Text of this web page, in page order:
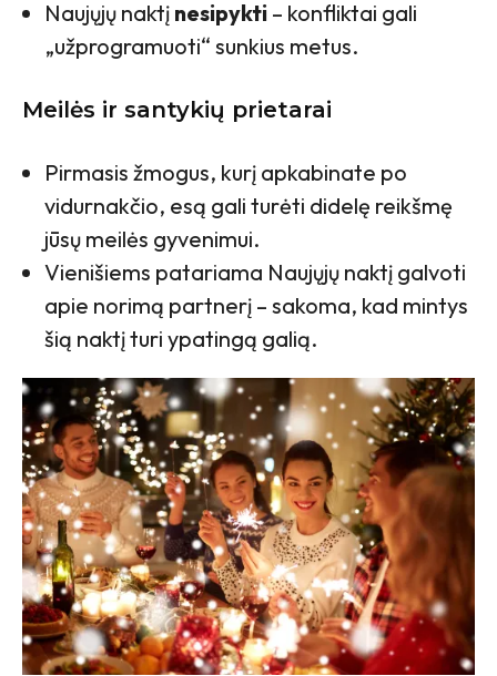
Naujųjų naktį nesipykti – konfliktai gali
„užprogramuoti“ sunkius metus.
Meilės ir santykių prietarai
Pirmasis žmogus, kurį apkabinate po
vidurnakčio, esą gali turėti didelę reikšmę
jūsų meilės gyvenimui.
Vienišiems patariama Naujųjų naktį galvoti
apie norimą partnerį – sakoma, kad mintys
šią naktį turi ypatingą galią.